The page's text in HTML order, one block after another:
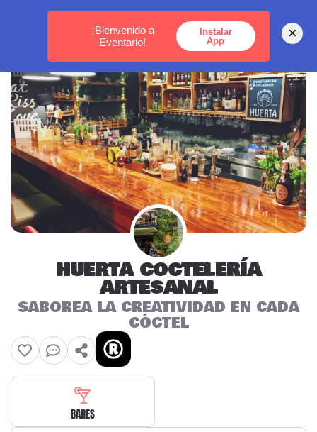
MEDELLÍN - BOGOTÁ - CARTAGENA
HUERTA COCTELERÍA
ARTESANAL
SABOREA LA CREATIVIDAD EN CADA
CÓCTEL
BARES
¡Bienvenido a
Eventario!
Instalar
App
×